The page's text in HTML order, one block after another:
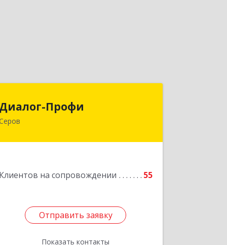
Диалог-Профи
Клиентов на сопровождении 55
Отправить заявку
Показать контакты
Диалог-Профи
624980, Свердловская обл, Серов г,
Отправить заявку
Назад